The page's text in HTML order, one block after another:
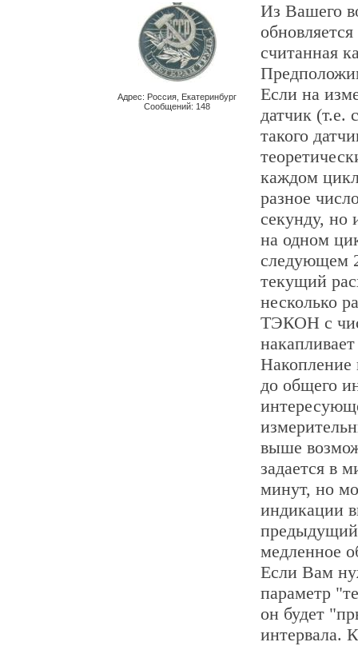
Адрес: Россия, Екатеринбург
Сообщений: 148
Из Вашего
считанная
Если на
датчик (т.е.
такого
каждом
разное
секунду, но
на одном
следующем
текущий
несколько
ТЭКОН с
Накопление
до общего
выше
задается в
минут, но
индикации
предыдущий
медленное
Если Вам
параметр
он будет
интервала.